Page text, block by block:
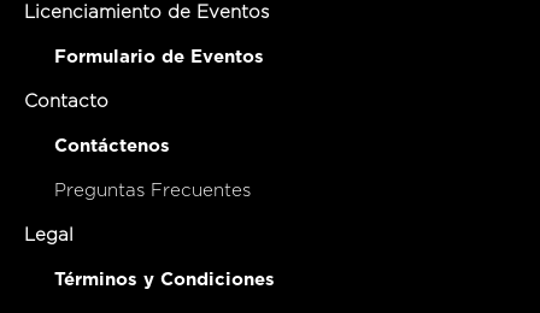
Licenciamiento de Eventos
Formulario de Eventos
Contacto
Contáctenos
Preguntas Frecuentes
Legal
Términos y Condiciones